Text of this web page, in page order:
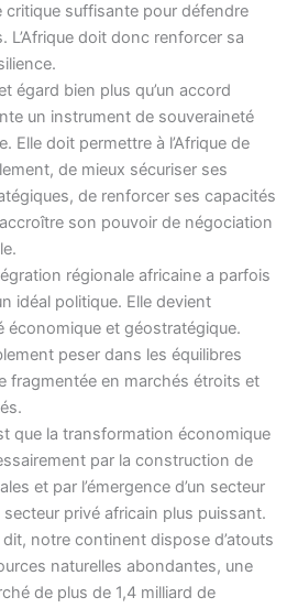
critique suffisante pour défendre
L’Afrique doit donc renforcer sa
égard bien plus qu’un accord
un instrument de souveraineté
Elle doit permettre à l’Afrique de
de mieux sécuriser ses
de renforcer ses capacités
son pouvoir de négociation
régionale africaine a parfois
idéal politique. Elle devient
économique et géostratégique.
peser dans les équilibres
fragmentée en marchés étroits et
que la transformation économique
par la construction de
et par l’émergence d’un secteur
secteur privé africain plus puissant.
dit, notre continent dispose d’atouts
naturelles abondantes, une
de plus de 1,4 milliard de